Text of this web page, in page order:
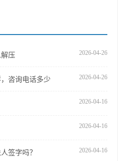
压 2026-04-26
咨询电话多少 2026-04-26
2026-04-16
2026-04-16
签字吗？ 2026-04-16